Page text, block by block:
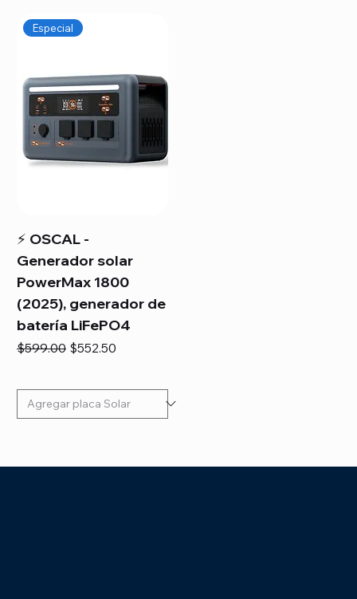
Especial
⚡ OSCAL -
Generador solar
PowerMax 1800
(2025), generador de
batería LiFePO4
Precio
$599.00 Precio de oferta
$552.50